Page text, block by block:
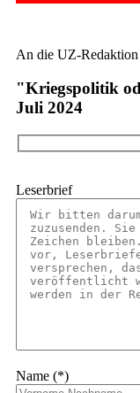
An die UZ-Redaktion
"Kriegspolitik
Juli 2024
Leserbrief
Name (*)